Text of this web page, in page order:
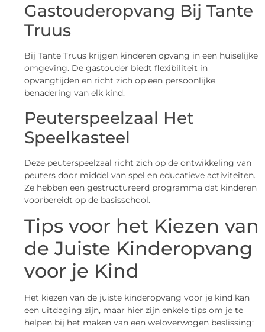
Gastouderopvang Bij Tante
Truus
Bij Tante Truus krijgen kinderen opvang in een huiselijke
omgeving. De gastouder biedt flexibiliteit in
opvangtijden en richt zich op een persoonlijke
benadering van elk kind.
Peuterspeelzaal Het
Speelkasteel
Deze peuterspeelzaal richt zich op de ontwikkeling van
peuters door middel van spel en educatieve activiteiten.
Ze hebben een gestructureerd programma dat kinderen
voorbereidt op de basisschool.
Tips voor het Kiezen van
de Juiste Kinderopvang
voor je Kind
Het kiezen van de juiste kinderopvang voor je kind kan
een uitdaging zijn, maar hier zijn enkele tips om je te
helpen bij het maken van een weloverwogen beslissing: